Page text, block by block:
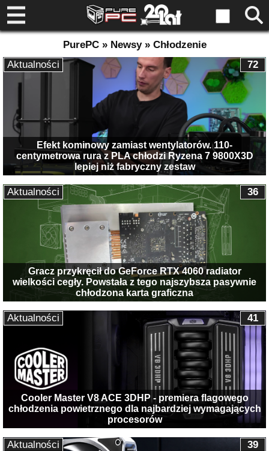
PurePC » Newsy » Chłodzenie
Efekt kominowy zamiast wentylatorów. 110-
centymetrowa rura z PLA chłodzi Ryzena 7 9800X3D
lepiej niż fabryczny zestaw
72
Aktualności
Gracz przykręcił do GeForce RTX 4060 radiator
wielkości cegły. Powstała z tego najszybsza pasywnie
chłodzona karta graficzna
36
Aktualności
Cooler Master V8 ACE 3DHP - premiera flagowego
chłodzenia powietrznego dla najbardziej wymagających
procesorów
41
Aktualności
39
Aktualności